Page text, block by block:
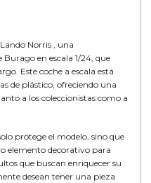
Norris , una
en escala 1/24, que
Este coche a escala está
de plástico, ofreciendo una
a los coleccionistas como a
protege el modelo, sino que
elemento decorativo para
que buscan enriquecer su
desean tener una pieza